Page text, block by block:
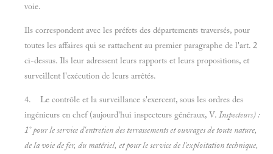
voie.
Ils correspondent avec les préfets des départements traversés, pour
toutes les affaires qui se rattachent au premier paragraphe de l'art. 2
ci-dessus. Ils leur adressent leurs rapports et leurs propositions, et
surveillent l'exécution de leurs arrêtés.
4. Le contrôle et la surveillance s'exercent, sous les ordres des
ingénieurs en chef (aujourd'hui inspecteurs généraux, V. Inspecteurs) :
1° pour le service d'entretien des terrassements et ouvrages de toute nature,
de la voie de fer, du matériel, et pour le service de l'exploitation technique,